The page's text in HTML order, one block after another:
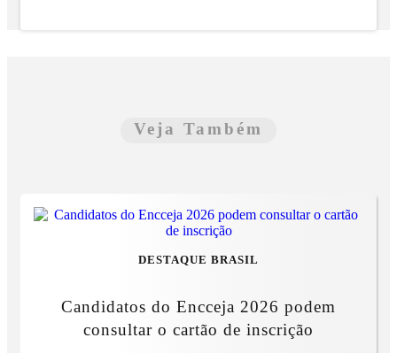
Veja Também
DESTAQUE BRASIL
Candidatos do Encceja 2026 podem
consultar o cartão de inscrição